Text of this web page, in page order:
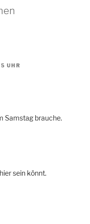
UHR
Samstag brauche.
sein könnt.